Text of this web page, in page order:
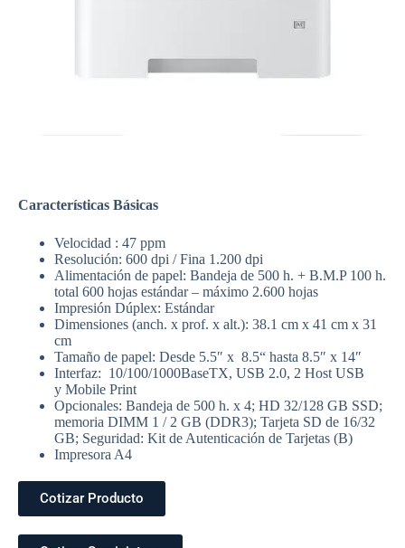
Características Básicas
Velocidad : 47 ppm
Resolución: 600 dpi / Fina 1.200 dpi
Alimentación de papel: Bandeja de 500 h. + B.M.P 100 h.
total 600 hojas estándar – máximo 2.600 hojas
Impresión Dúplex: Estándar
Dimensiones (anch. x prof. x alt.): 38.1 cm x 41 cm x 31
cm
Tamaño de papel: Desde 5.5″ x 8.5“ hasta 8.5″ x 14″
Interfaz: 10/100/1000BaseTX, USB 2.0, 2 Host USB
y Mobile Print
Opcionales: Bandeja de 500 h. x 4; HD 32/128 GB SSD;
memoria DIMM 1 / 2 GB (DDR3); Tarjeta SD de 16/32
GB; Seguridad: Kit de Autenticación de Tarjetas (B)
Impresora A4
Cotizar Producto